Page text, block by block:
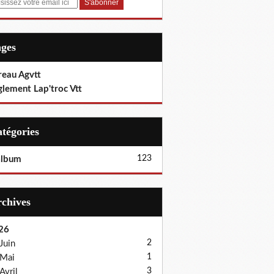
Agvtt
Lap'troc Vtt
123
Juin
2
Mai 1
Avril 3